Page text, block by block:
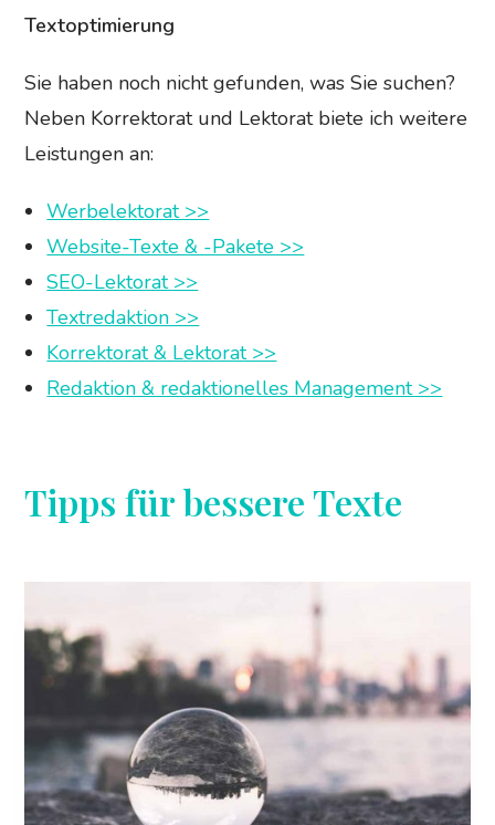
Textoptimierung
Sie haben noch nicht gefunden, was Sie suchen?
Neben Korrektorat und Lektorat biete ich weitere
Leistungen an:
Werbelektorat >>
Website-Texte & -Pakete >>
SEO-Lektorat >>
Textredaktion >>
Korrektorat & Lektorat >>
Redaktion & redaktionelles Management >>
Tipps für bessere Texte